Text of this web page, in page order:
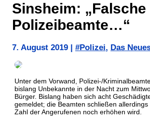
Sinsheim: „Falsche
Polizeibeamte…“
7. August 2019 #Polizei, Das
Unter dem Vorwand, Polizei-/
bislang Unbekannte in der Nacht zum
Bürger. Bislang haben sich acht
gemeldet; die Beamten schließen
Zahl der Angerufenen noch erhöhen wird.